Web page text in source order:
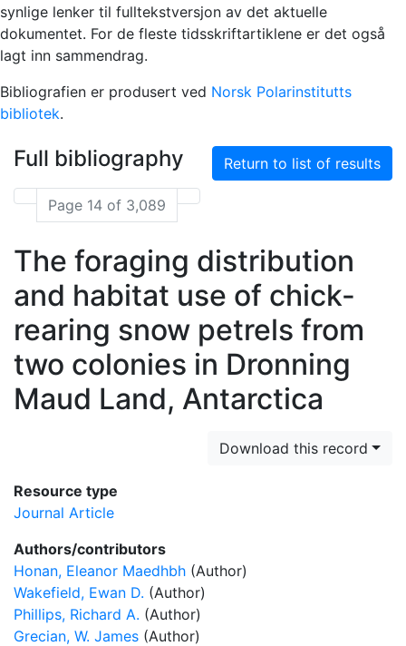
synlige lenker til fulltekstversjon av det aktuelle
dokumentet. For de fleste tidsskriftartiklene er det også
lagt inn sammendrag.
Bibliografien er produsert ved Norsk Polarinstitutts
bibliotek.
Full bibliography Return to list of results
Page 14 of 3,089
The foraging distribution
and habitat use of chick-
rearing snow petrels from
two colonies in Dronning
Maud Land, Antarctica
Download this record
Resource type
Journal Article
Authors/contributors
Honan, Eleanor Maedhbh (Author)
Wakefield, Ewan D. (Author)
Phillips, Richard A. (Author)
Grecian, W. James (Author)